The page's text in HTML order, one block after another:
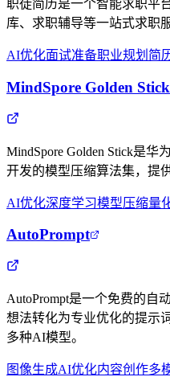
职徒简历是一个智能求职平
库、求职辅导等一站式求职
AI优化面试准备职业规划 简
MindSpore Golden Stick
MindSpore Golden Stick是华
开发的模型压缩算法集，提
AI优化深度学习模型压缩量
AutoPrompt
AutoPrompt是一个免费的自
想法转化为专业优化的提示
多种AI模型。
图像生成AI优化内容创作多